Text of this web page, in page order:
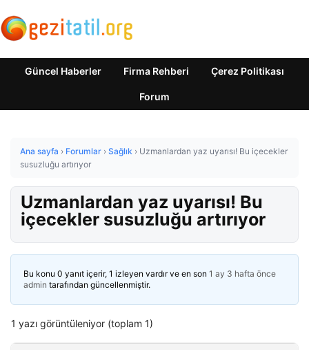
Güncel Haberler Firma Rehberi Çerez Politikası
Forum
Ana sayfa › Forumlar › Sağlık › Uzmanlardan yaz uyarısı! Bu içecekler
susuzluğu artırıyor
Uzmanlardan yaz uyarısı! Bu
içecekler susuzluğu artırıyor
Bu konu 0 yanıt içerir, 1 izleyen vardır ve en son 1 ay 3 hafta önce
admin tarafından güncellenmiştir.
1 yazı görüntüleniyor (toplam 1)